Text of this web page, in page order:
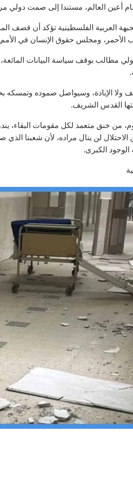
أعين العالم، مستندا إلى صمت
العربية الفلسطينية تؤكد أن
الأحمر، ومجلس حقوق الإنسان في الأمم
مطالب بوقف سياسة البيانات
ولا الإبادة، وسيواصل صموده وتمسكه
القدس الشريف.
من خنق متعمد لكل مقومات البقاء،
الكبرى.